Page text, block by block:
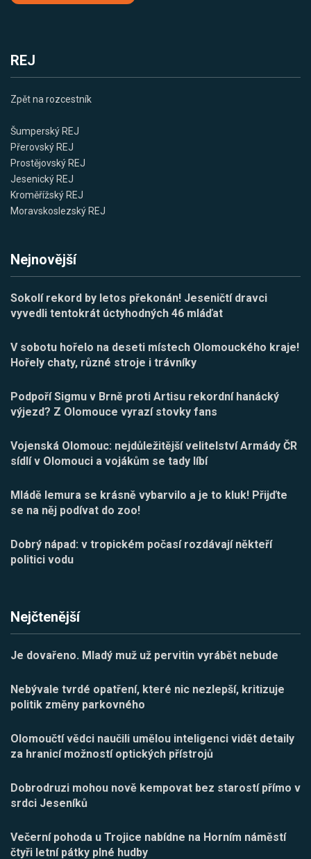
REJ
Zpět na rozcestník
Šumperský REJ
Přerovský REJ
Prostějovský REJ
Jesenický REJ
Kroměřížský REJ
Moravskoslezský REJ
Nejnovější
Sokolí rekord by letos překonán! Jeseničtí dravci
vyvedli tentokrát úctyhodných 46 mláďat
V sobotu hořelo na deseti místech Olomouckého kraje!
Hořely chaty, různé stroje i trávníky
Podpoří Sigmu v Brně proti Artisu rekordní hanácký
výjezd? Z Olomouce vyrazí stovky fans
Vojenská Olomouc: nejdůležitější velitelství Armády ČR
sídlí v Olomouci a vojákům se tady líbí
Mládě lemura se krásně vybarvilo a je to kluk! Přijďte
se na něj podívat do zoo!
Dobrý nápad: v tropickém počasí rozdávají někteří
politici vodu
Nejčtenější
Je dovařeno. Mladý muž už pervitin vyrábět nebude
Nebývale tvrdé opatření, které nic nezlepší, kritizuje
politik změny parkovného
Olomoučtí vědci naučili umělou inteligenci vidět detaily
za hranicí možností optických přístrojů
Dobrodruzi mohou nově kempovat bez starostí přímo v
srdci Jeseníků
Večerní pohoda u Trojice nabídne na Horním náměstí
čtyři letní pátky plné hudby